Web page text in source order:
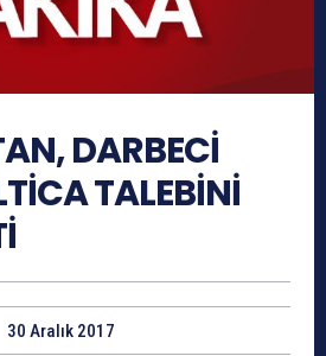
DARBECİ
TALEBİNİ
30 Aralık 2017